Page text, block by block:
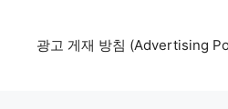
광고 게재 방침 (Advertising